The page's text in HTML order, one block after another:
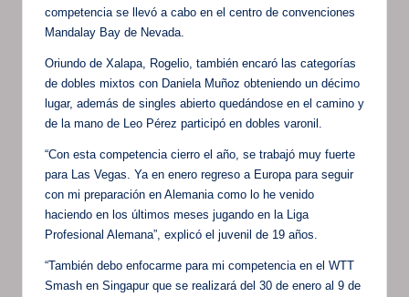
competencia se llevó a cabo en el centro de convenciones
Mandalay Bay de Nevada.
Oriundo de Xalapa, Rogelio, también encaró las categorías
de dobles mixtos con Daniela Muñoz obteniendo un décimo
lugar, además de singles abierto quedándose en el camino y
de la mano de Leo Pérez participó en dobles varonil.
“Con esta competencia cierro el año, se trabajó muy fuerte
para Las Vegas. Ya en enero regreso a Europa para seguir
con mi preparación en Alemania como lo he venido
haciendo en los últimos meses jugando en la Liga
Profesional Alemana”, explicó el juvenil de 19 años.
“También debo enfocarme para mi competencia en el WTT
Smash en Singapur que se realizará del 30 de enero al 9 de